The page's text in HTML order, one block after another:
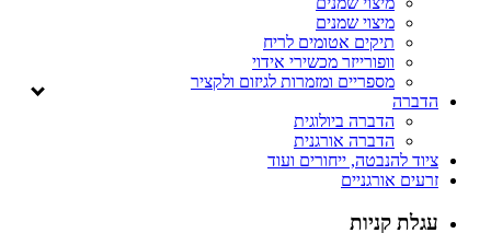
מיצוי שמנים
תיקים אטומים לריח
וופורייזר מכשירי אידוי
מספריים ומזמרות לגיזום ולקציר
הדברה
הדברה ביולוגית
הדברה אורגנית
ציוד להנבטה, ייחורים ועוד
זרעים אורגניים
עגלת קניות